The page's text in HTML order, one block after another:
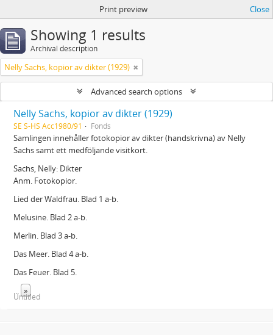
Print preview Close
Showing 1 results
Archival description
Nelly Sachs, kopior av dikter (1929)
Advanced search options
Nelly Sachs, kopior av dikter (1929)
SE S-HS Acc1980/91 Fonds
Samlingen innehåller fotokopior av dikter (handskrivna) av Nelly
Sachs samt ett medföljande visitkort.
Sachs, Nelly: Dikter
Anm. Fotokopior.
Lied der Waldfrau. Blad 1 a-b.
Melusine. Blad 2 a-b.
Merlin. Blad 3 a-b.
Das Meer. Blad 4 a-b.
Das Feuer. Blad 5.
... »
Untitled